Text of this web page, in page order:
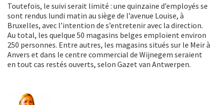
Toutefois, le suivi serait limité : une quinzaine d’employés se
sont rendus lundi matin au siège de l’avenue Louise, à
Bruxelles, avec l’intention de s’entretenir avec la direction.
Au total, les quelque 50 magasins belges emploient environ
250 personnes. Entre autres, les magasins situés sur le Meir à
Anvers et dans le centre commercial de Wijnegem seraient
en tout cas restés ouverts, selon Gazet van Antwerpen.